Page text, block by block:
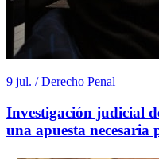
9 jul. / Derecho Penal
Investigación judicial
una apuesta